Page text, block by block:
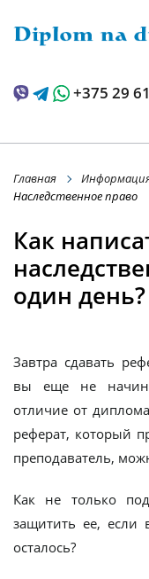
+375 29
Главная
Наследственное право
Как
один день?
Завтра сдавать
вы еще не
отличие от
реферат, который
преподаватель,
Как не только
защитить ее, если
осталось?